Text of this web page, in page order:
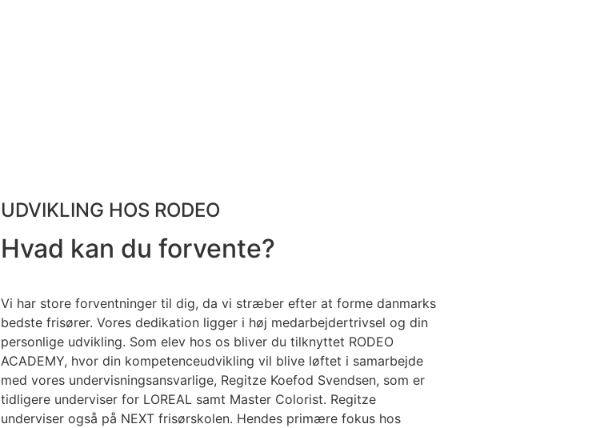
UDVIKLING HOS RODEO
Hvad kan du forvente?
Vi har store forventninger til dig, da vi stræber efter at forme danmarks
bedste frisører. Vores dedikation ligger i høj medarbejdertrivsel og din
personlige udvikling. Som elev hos os bliver du tilknyttet RODEO
ACADEMY, hvor din kompetenceudvikling vil blive løftet i samarbejde
med vores undervisningsansvarlige, Regitze Koefod Svendsen, som er
tidligere underviser for LOREAL samt Master Colorist. Regitze
underviser også på NEXT frisørskolen. Hendes primære fokus hos